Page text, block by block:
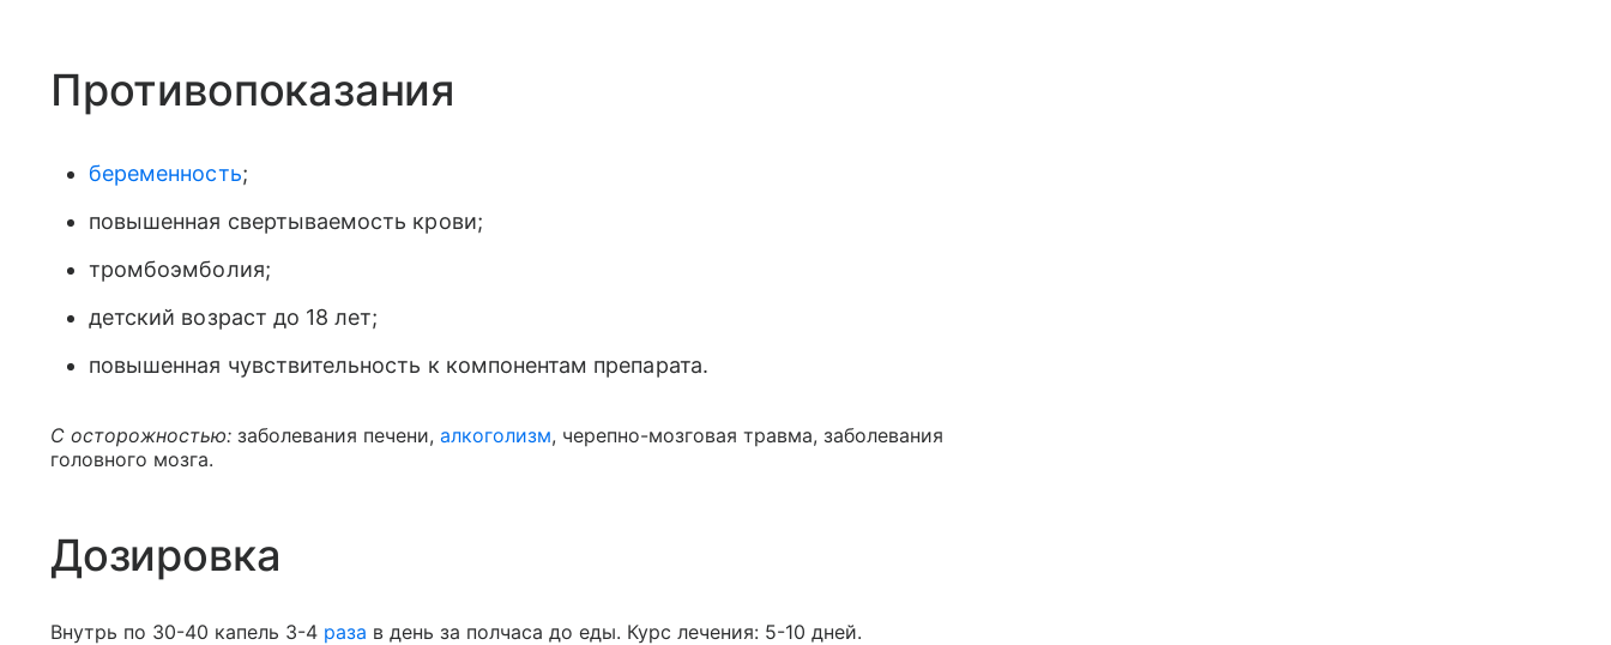
Противопоказания
беременность;
повышенная свертываемость крови;
тромбоэмболия;
детский возраст до 18 лет;
повышенная чувствительность к компонентам препарата.
С осторожностью: заболевания печени, алкоголизм, черепно-мозговая травма, заболевания
головного мозга.
Дозировка
Внутрь по 30-40 капель 3-4 раза в день за полчаса до еды. Курс лечения: 5-10 дней.